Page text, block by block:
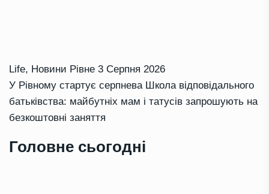
Life, Новини Рівне 3 Серпня 2026
У Рівному стартує серпнева Школа відповідального
батьківства: майбутніх мам і татусів запрошують на
безкоштовні заняття
Головне сьогодні